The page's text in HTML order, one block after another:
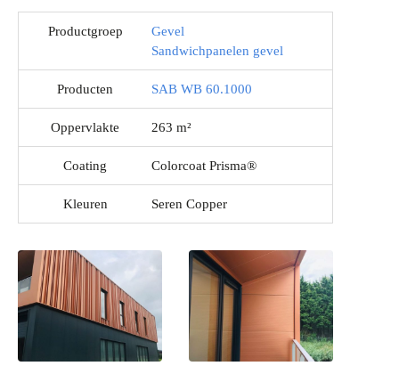
Productgroep
Gevel
Sandwichpanelen gevel
Producten SAB WB 60.1000
Oppervlakte 263 m²
Coating Colorcoat Prisma®
Kleuren Seren Copper